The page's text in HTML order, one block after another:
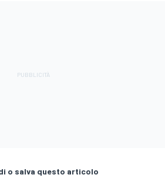
o salva questo articolo